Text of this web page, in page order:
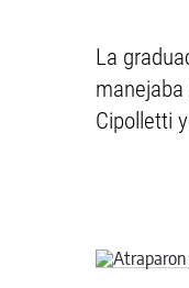
La
Cipolletti